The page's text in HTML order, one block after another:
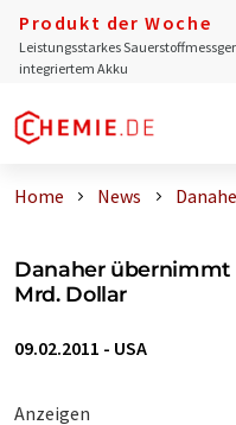
Produkt der Woche
Leistungsstarkes
integriertem Akku
Home News
Danaher übernimmt
Mrd. Dollar
09.02.2011 - USA
Anzeigen